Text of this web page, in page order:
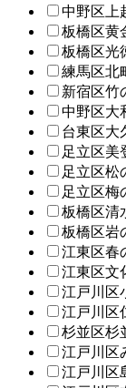
中野区上
板橋区黄
板橋区光
練馬区北
新宿区竹
中野区大
台東区大
足立区美
足立区松
足立区梅
板橋区清
板橋区岩
江東区春
江東区文
江戸川区
江戸川区
杉並区杉
江戸川区
江戸川区